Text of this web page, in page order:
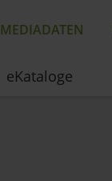
MEDIADATEN
eKataloge